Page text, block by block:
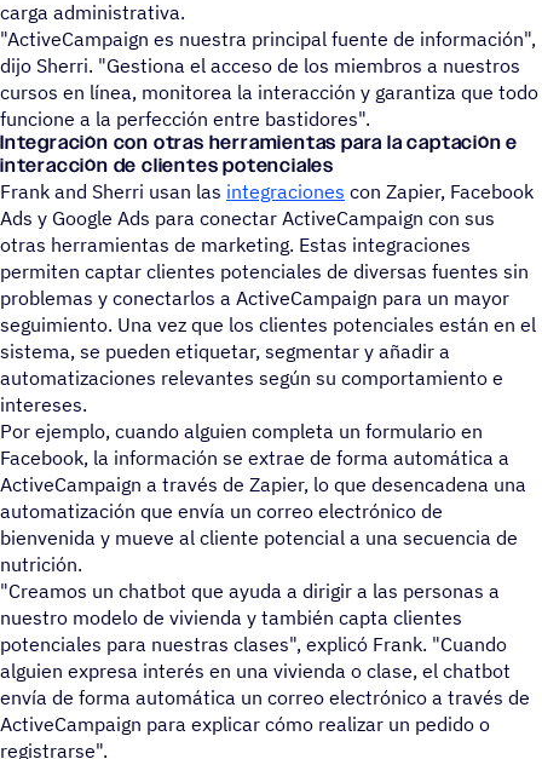
carga administrativa.
"ActiveCampaign es nuestra principal fuente de información",
dijo Sherri. "Gestiona el acceso de los miembros a nuestros
cursos en línea, monitorea la interacción y garantiza que todo
funcione a la perfección entre bastidores".
Integración con otras herramientas para la captación e
interacción de clientes potenciales
Frank and Sherri usan las integraciones con Zapier, Facebook
Ads y Google Ads para conectar ActiveCampaign con sus
otras herramientas de marketing. Estas integraciones
permiten captar clientes potenciales de diversas fuentes sin
problemas y conectarlos a ActiveCampaign para un mayor
seguimiento. Una vez que los clientes potenciales están en el
sistema, se pueden etiquetar, segmentar y añadir a
automatizaciones relevantes según su comportamiento e
intereses.
Por ejemplo, cuando alguien completa un formulario en
Facebook, la información se extrae de forma automática a
ActiveCampaign a través de Zapier, lo que desencadena una
automatización que envía un correo electrónico de
bienvenida y mueve al cliente potencial a una secuencia de
nutrición.
"Creamos un chatbot que ayuda a dirigir a las personas a
nuestro modelo de vivienda y también capta clientes
potenciales para nuestras clases", explicó Frank. "Cuando
alguien expresa interés en una vivienda o clase, el chatbot
envía de forma automática un correo electrónico a través de
ActiveCampaign para explicar cómo realizar un pedido o
registrarse".